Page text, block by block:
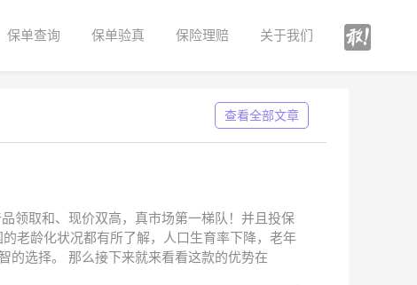
保单查询 保单验真 保险理赔 关于我们
查看全部文章
领取和、现价双高，真市场第一梯队！并且投保
老龄化状况都有所了解，人口生育率下降，老年
的选择。 那么接下来就来看看这款的优势在